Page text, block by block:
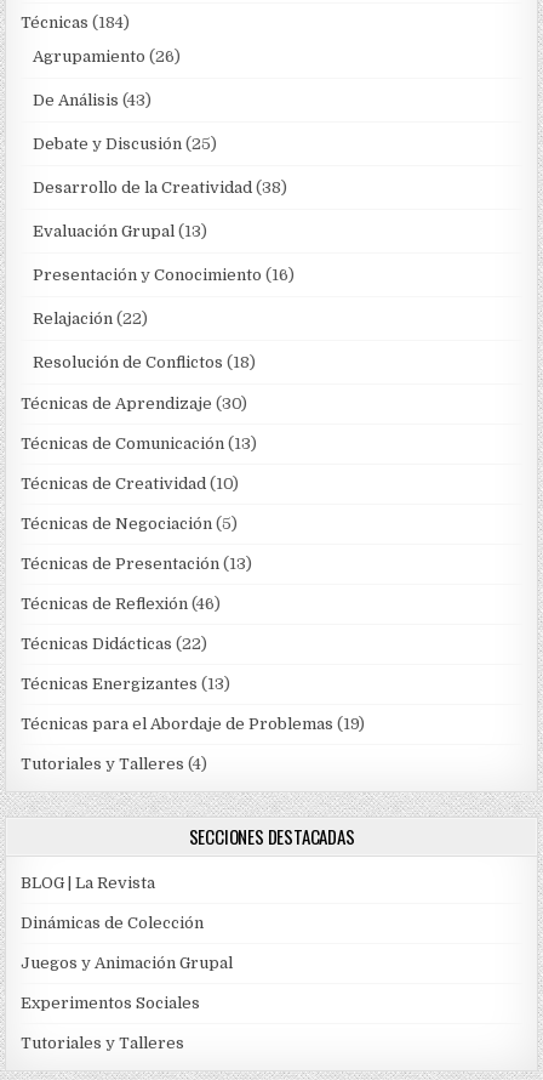
Técnicas (184)
Agrupamiento (26)
De Análisis (43)
Debate y Discusión (25)
Desarrollo de la Creatividad (38)
Evaluación Grupal (13)
Presentación y Conocimiento (16)
Relajación (22)
Resolución de Conflictos (18)
Técnicas de Aprendizaje (30)
Técnicas de Comunicación (13)
Técnicas de Creatividad (10)
Técnicas de Negociación (5)
Técnicas de Presentación (13)
Técnicas de Reflexión (46)
Técnicas Didácticas (22)
Técnicas Energizantes (13)
Técnicas para el Abordaje de Problemas (19)
Tutoriales y Talleres (4)
SECCIONES DESTACADAS
BLOG | La Revista
Dinámicas de Colección
Juegos y Animación Grupal
Experimentos Sociales
Tutoriales y Talleres